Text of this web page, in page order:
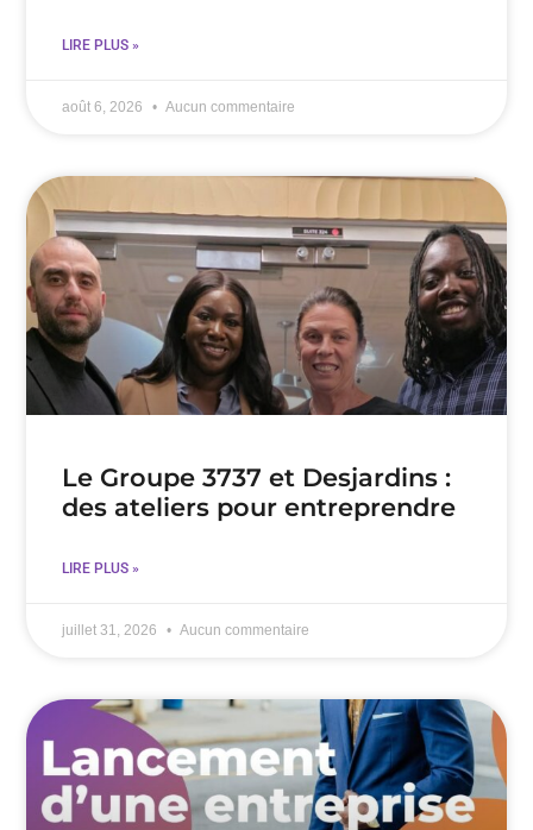
LIRE PLUS »
août 6, 2026 Aucun commentaire
Le Groupe 3737 et Desjardins :
des ateliers pour entreprendre
LIRE PLUS »
juillet 31, 2026 Aucun commentaire